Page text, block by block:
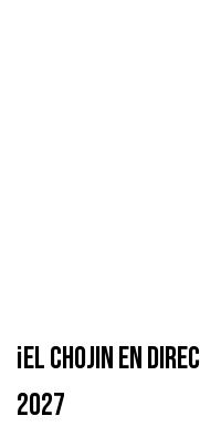
¡EL CHOJIN EN
2027